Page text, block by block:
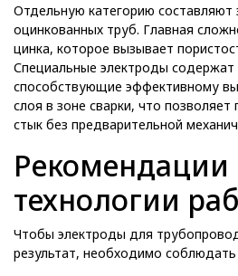
Отдельную категорию составляют
оцинкованных труб. Главная
цинка, которое вызывает
Специальные электроды
способствующие эффективному
слоя в зоне сварки, что позволяет
стык без предварительной
Рекомендации
технологии
Чтобы электроды для
результат, необходимо